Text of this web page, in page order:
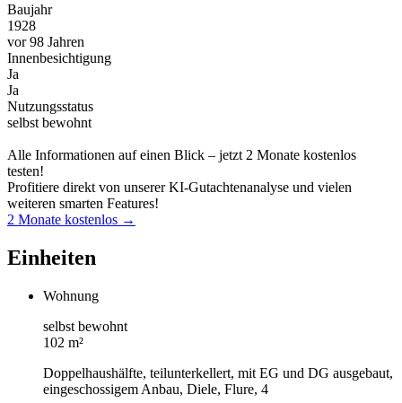
Baujahr
1928
vor 98 Jahren
Innenbesichtigung
Ja
Ja
Nutzungsstatus
selbst bewohnt
Alle Informationen auf einen Blick – jetzt 2 Monate kostenlos
testen!
Profitiere direkt von unserer KI-Gutachtenanalyse und vielen
weiteren smarten Features!
2 Monate kostenlos →
Einheiten
Wohnung
selbst bewohnt
102 m²
Doppelhaushälfte, teilunterkellert, mit EG und DG ausgebaut,
eingeschossigem Anbau, Diele, Flure, 4